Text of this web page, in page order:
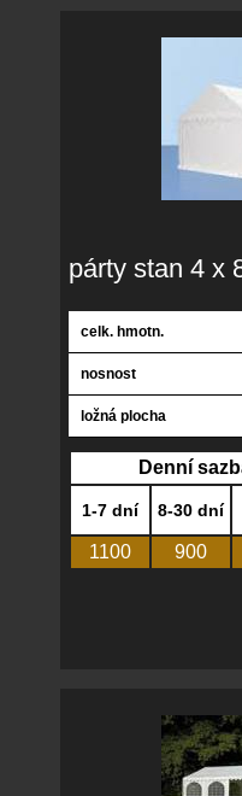
párty stan 4 x
celk. hmotn.
nosnost
ložná plocha
Denní
1-7 dní 8-30 dní
1100 900